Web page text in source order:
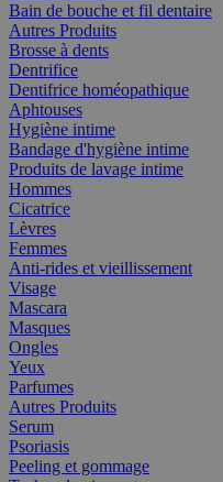
Bain de bouche et fil dentaire
Autres Produits
Brosse à dents
Dentrifice
Dentifrice homéopathique
Aphtouses
Hygiène intime
Bandage d'hygiène intime
Produits de lavage intime
Hommes
Cicatrice
Lèvres
Femmes
Anti-rides et vieillissement
Visage
Mascara
Masques
Ongles
Yeux
Parfumes
Autres Produits
Serum
Psoriasis
Peeling et gommage